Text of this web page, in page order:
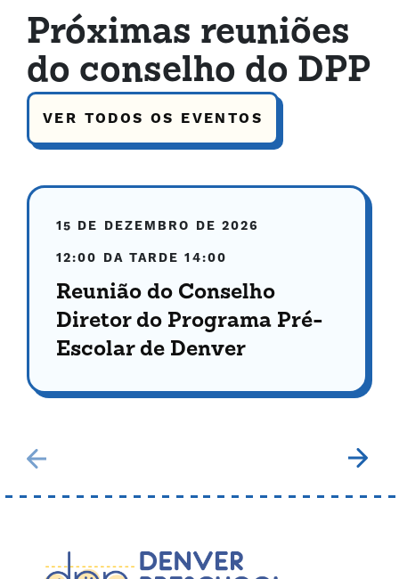
Próximas reuniões
do conselho do DPP
VER TODOS OS EVENTOS
15 DE DEZEMBRO DE 2026
12:00 DA TARDE 14:00
Reunião do Conselho
Diretor do Programa Pré-
Escolar de Denver